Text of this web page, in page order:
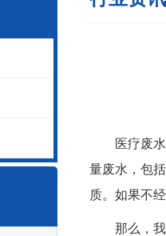
医疗废
量废水，包
质。如果不
那么，我们